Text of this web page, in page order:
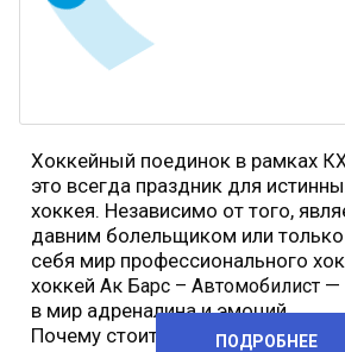
Хоккейный поединок в рамках
это всегда праздник для
хоккея. Независимо от того,
давним болельщиком или
себя мир профессионального
хоккейАк Барс – Автомобилист —
в мир адреналина и эмоций.
Почему стоит купить билеты на
ПОДРОБНЕЕ